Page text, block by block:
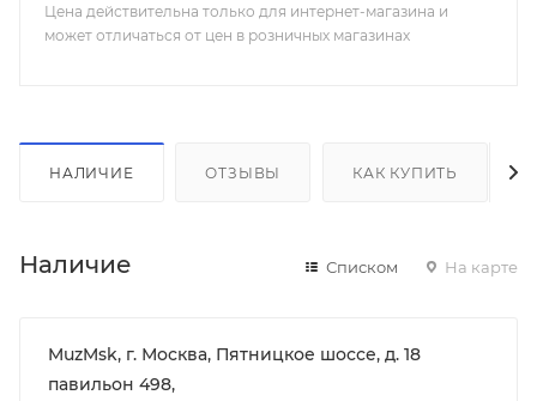
Цена действительна только для интернет-магазина и
может отличаться от цен в розничных магазинах
НАЛИЧИЕ ОТЗЫВЫ КАК КУПИТЬ
Наличие Списком На карте
MuzMsk, г. Москва, Пятницкое шоссе, д. 18
павильон 498,